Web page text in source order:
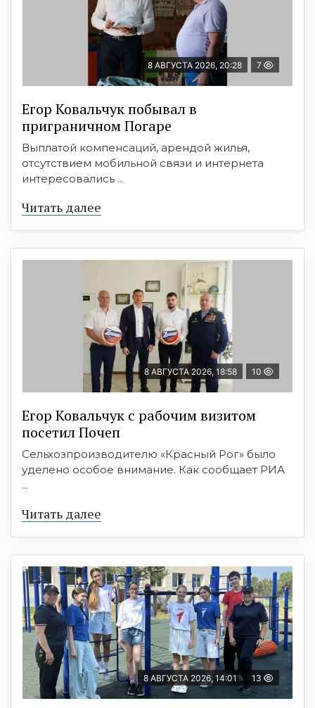
8 АВГУСТА 2026, 20:28 7
Егор Ковальчук побывал в
приграничном Погаре
Выплатой компенсаций, арендой жилья,
отсутствием мобильной связи и интернета
интересовались ...
Читать далее
8 АВГУСТА 2026, 18:58 10
Егор Ковальчук с рабочим визитом
посетил Почеп
Сельхозпроизводителю «Красный Рог» было
уделено особое внимание. Как сообщает РИА
...
Читать далее
8 АВГУСТА 2026, 14:01 13